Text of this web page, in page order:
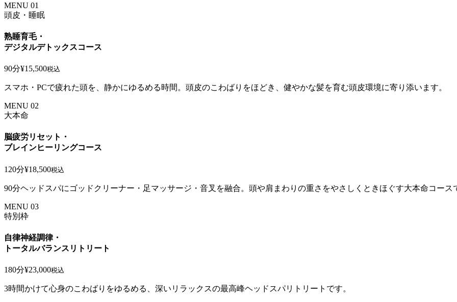
MENU 01
頭皮・睡眠
熟睡育毛・
デジタルデトックスコース
90分¥15,500税込
スマホ・PCで疲れた頭を、静かにゆるめる時間。頭皮のこわばりをほどき、健やかな髪を育む頭皮環境に寄り添います。
MENU 02
大本命
脳疲労リセット・
ブレインヒーリングコース
120分¥18,500税込
90分ヘッドスパにゴッドクリーナー・足マッサージ・音叉を融合。頭や肩まわりの重さをやさしくときほぐす大本命コース
MENU 03
特別枠
自律神経調律・
トータルバランスリトリート
180分¥23,000税込
3時間かけて心身のこわばりをゆるめる、深いリラックスの最高峰ヘッドスパリトリートです。